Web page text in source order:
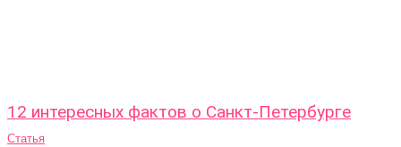
12 интересных фактов о Санкт-Петербурге
Статья